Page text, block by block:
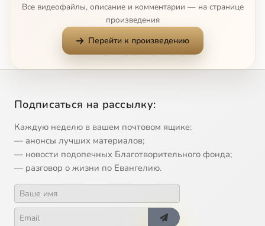
Все видеофайлы, описание и комментарии — на странице
произведения
Перейти к произведению
Подписаться на рассылку:
Каждую неделю в вашем почтовом ящике:
— анонсы лучших материалов;
— новости подопечных Благотворительного фонда;
— разговор о жизни по Евангелию.